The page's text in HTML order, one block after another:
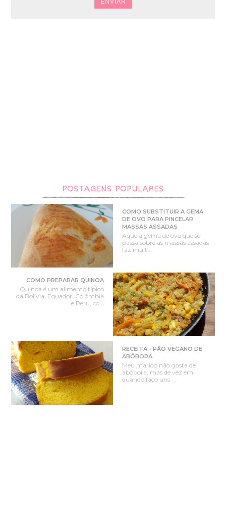
POSTAGENS POPULARES
COMO SUBSTITUIR A GEMA
DE OVO PARA PINCELAR
MASSAS ASSADAS
Aquela gema de ovo que se
passa sobre as massas assadas
faz muit...
COMO PREPARAR QUINOA
Quinoa é um alimento típico
da Bolívia, Equador, Colômbia
e Peru, co...
RECEITA - PÃO VEGANO DE
ABÓBORA
Meu marido não gosta de
abóbora, mas de vez em
quando faço uns ...